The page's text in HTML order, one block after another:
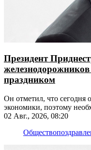
Президент
праздником
Он отметил, что сегодня
экономики, поэтому
поддержку
02 Авг., 2026, 08:20
Общество